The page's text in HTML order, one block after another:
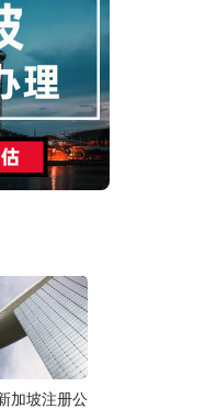
加坡注册公